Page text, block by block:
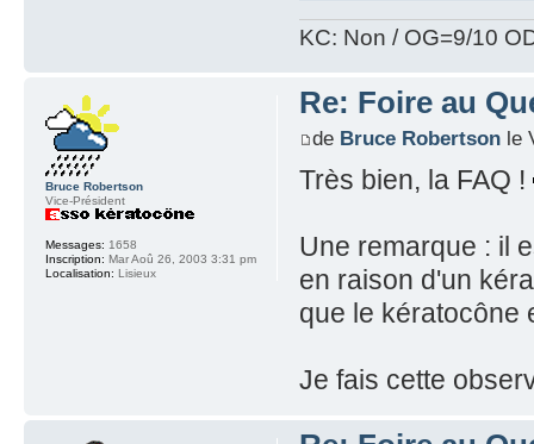
KC: Non / OG=9/10
Re: Foire au
de Bruce Robertsonle
Très bien, la FAQ !
Une remarque : il
en raison d'un
que le kératocône
Je fais cette
Bruce Robertson
Vice-Président
Messages: 1658
Inscription: Mar Aoû 26, 2003 3:31 pm
Localisation: Lisieux